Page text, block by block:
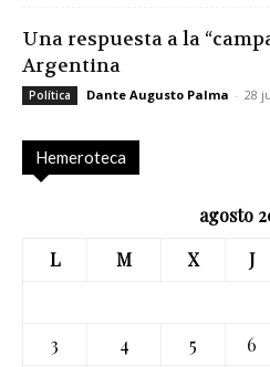
Una respuesta a la
Argentina
Política Dante Augusto Palma - 28
Hemeroteca
agosto
L
M X J
3
4 5 6